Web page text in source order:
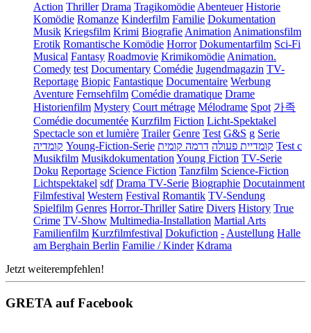
Action Thriller Drama TragikomödieAbenteuer Historie
Komödie Romanze Kinderfilm Familie Dokumentation
Musik Kriegsfilm Krimi BiografieAnimationAnimationsfilm
Erotik Romantische Komödie Horror Dokumentarfilm Sci-Fi
Musical Fantasy Roadmovie KrimikomödieAnimation.
Comedy test Documentary Comédie Jugendmagazin TV-
Reportage Biopic Fantastique Documentaire Werbung
Aventure Fernsehfilm Comédie dramatique Drame
Historienfilm Mystery Court métrage Mélodrame Spot 가족
Comédie documentée Kurzfilm Fiction Licht-Spektakel
Spectacle son et lumière Trailer Genre Test G&S g Serie
קומדיה Young-Fiction-Serie קומדיית פעולה דרמה קומית
Test c
Musikfilm MusikdokumentationYoung Fiction TV-Serie
Doku Reportage Science Fiction Tanzfilm Science-Fiction
Lichtspektakel sdf Drama TV-Serie Biographie Docutainment
Filmfestival Western Festival Romantik TV-Sendung
Spielfilm Genres Horror-Thriller Satire Divers History True
Crime TV-Show Multimedia-Installation Martial Arts
Familienfilm Kurzfilmfestival Dokufiction -Austellung Halle
am Berghain Berlin Familie / Kinder Kdrama
Jetzt weiterempfehlen!
GRETA auf Facebook